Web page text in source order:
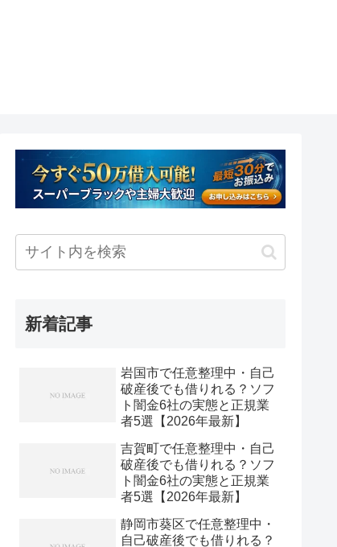
新着記事
岩国市で任意整理中・自己
破産後でも借りれる？ソフ
ト闇金6社の実態と正規業
者5選【2026年最新】
吉賀町で任意整理中・自己
破産後でも借りれる？ソフ
ト闇金6社の実態と正規業
者5選【2026年最新】
静岡市葵区で任意整理中・
自己破産後でも借りれる？